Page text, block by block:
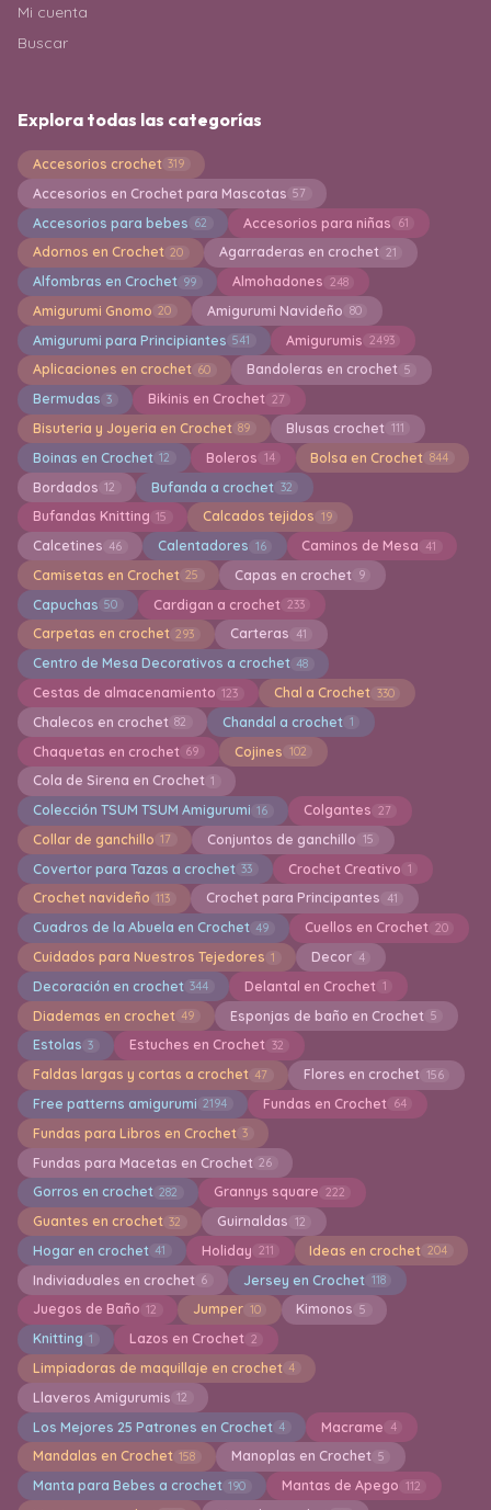
Mi cuenta
Buscar
Explora todas las categorías
Accesorios crochet 319
Accesorios en Crochet para Mascotas 57
Accesorios para bebes 62 Accesorios para niñas 61
Adornos en Crochet 20 Agarraderas en crochet 21
Alfombras en Crochet 99 Almohadones 248
Amigurumi Gnomo 20 Amigurumi Navideño 80
Amigurumi para Principiantes 541 Amigurumis 2493
Aplicaciones en crochet 60 Bandoleras en crochet 5
Bermudas 3 Bikinis en Crochet 27
Bisuteria y Joyeria en Crochet 89 Blusas crochet 111
Boinas en Crochet 12 Boleros 14 Bolsa en Crochet 844
Bordados 12 Bufanda a crochet 32
Bufandas Knitting 15 Calcados tejidos 19
Calcetines 46 Calentadores 16 Caminos de Mesa 41
Camisetas en Crochet 25 Capas en crochet 9
Capuchas 50 Cardigan a crochet 233
Carpetas en crochet 293 Carteras 41
Centro de Mesa Decorativos a crochet 48
Cestas de almacenamiento 123 Chal a Crochet 330
Chalecos en crochet 82 Chandal a crochet 1
Chaquetas en crochet 69 Cojines 102
Cola de Sirena en Crochet 1
Colección TSUM TSUM Amigurumi 16 Colgantes 27
Collar de ganchillo 17 Conjuntos de ganchillo 15
Covertor para Tazas a crochet 33 Crochet Creativo 1
Crochet navideño 113 Crochet para Principantes 41
Cuadros de la Abuela en Crochet 49 Cuellos en Crochet 20
Cuidados para Nuestros Tejedores 1 Decor 4
Decoración en crochet 344 Delantal en Crochet 1
Diademas en crochet 49 Esponjas de baño en Crochet 5
Estolas 3 Estuches en Crochet 32
Faldas largas y cortas a crochet 47 Flores en crochet 156
Free patterns amigurumi 2194 Fundas en Crochet 64
Fundas para Libros en Crochet 3
Fundas para Macetas en Crochet 26
Gorros en crochet 282 Grannys square 222
Guantes en crochet 32 Guirnaldas 12
Hogar en crochet 41 Holiday 211 Ideas en crochet 204
Indiviaduales en crochet 6 Jersey en Crochet 118
Juegos de Baño 12 Jumper 10 Kimonos 5
Knitting 1 Lazos en Crochet 2
Limpiadoras de maquillaje en crochet 4
Llaveros Amigurumis 12
Los Mejores 25 Patrones en Crochet 4 Macrame 4
Mandalas en Crochet 158 Manoplas en Crochet 5
Manta para Bebes a crochet 190 Mantas de Apego 112